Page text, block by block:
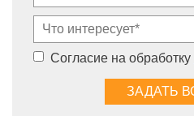
Согласие на обработку